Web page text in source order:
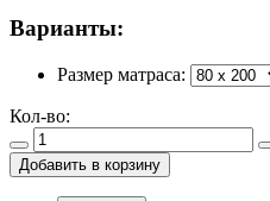
Варианты:
Размер матраса:
Кол-во:
Добавить в корзину